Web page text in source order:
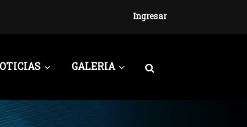
Ingresar
GALERIA